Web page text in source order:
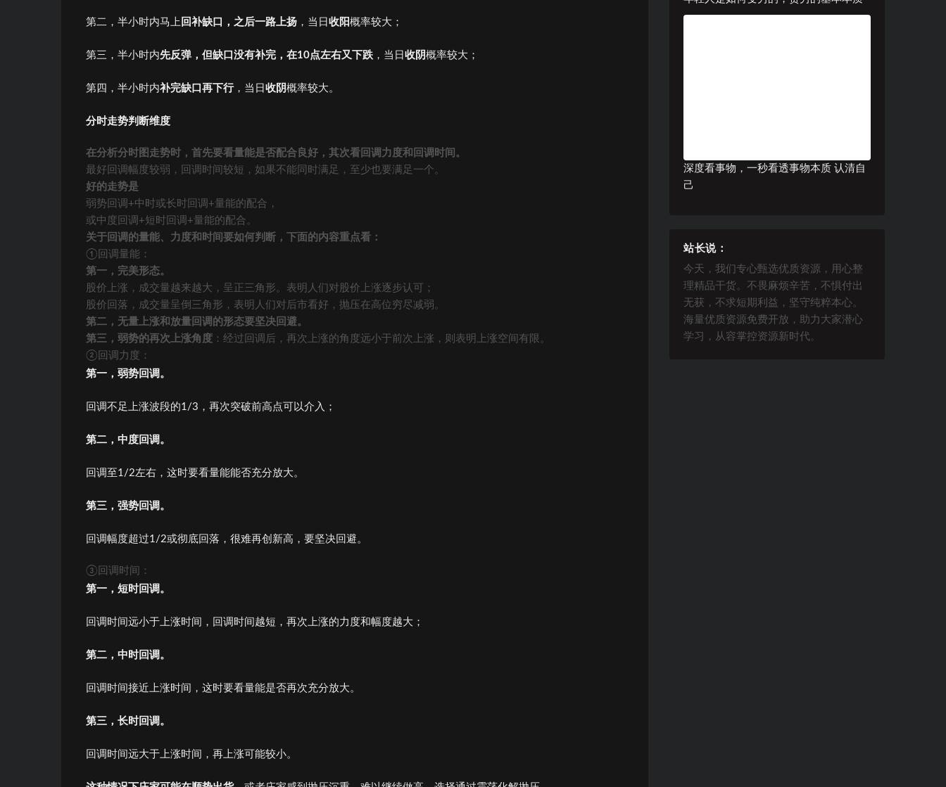
第二，半小时内马上 回补缺口，之后一路上扬 ，当日 收阳概率较大；
第三，半小时内先反弹，但缺口没有补完，在10点左右又下跌 ，当日 收阴概率较大；
第四，半小时内补完缺口再下行，当日 收阴概率较大。
分时走势判断维度
在分析分时图走势时，首先要看量能是否配合良好，其次看回调力度和回调时间。
最好回调幅度较弱，回调时间较短，如果不能同时满足，至少也要满足一个。
好的走势是
弱势回调+中时或长时回调+量能的配合，
或中度回调+短时回调+量能的配合。
关于回调的量能、力度和时间要如何判断，下面的内容重点看：
①回调量能：
第一，完美形态。
股价上涨，成交量越来越大，呈正三角形。表明人们对股价上涨逐步认可；
股价回落，成交量呈倒三角形，表明人们对后市看好，抛压在高位穷尽减弱。
第二，无量上涨和放量回调的形态要坚决回避。
第三，弱势的再次上涨角度 ：经过回调后，再次上涨的角度远小于前次上涨，则表明上涨空间有限。
②回调力度：
第一，弱势回调。
回调不足上涨波段的1/3，再次突破前高点可以介入；
第二，中度回调。
回调至1/2左右，这时要看量能能否充分放大。
第三，强势回调。
回调幅度超过1/2或彻底回落，很难再创新高，要坚决回避。
③回调时间：
第一，短时回调。
回调时间远小于上涨时间，回调时间越短，再次上涨的力度和幅度越大；
第二，中时回调。
回调时间接近上涨时间，这时要看量能是否再次充分放大。
第三，长时回调。
回调时间远大于上涨时间，再上涨可能较小。
深度看事物，一秒看透事物本质 认清自
己
站长说：
今天，我们专心甄选优质资源，用心整
理精品干货。不畏麻烦辛苦，不惧付出
无获，不求短期利益，坚守纯粹本心。
海量优质资源免费开放，助力大家潜心
学习，从容掌控资源新时代。